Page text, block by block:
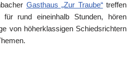
Gasthaus „Zur Traube“treffen
rund eineinhalb Stunden, hören
von höherklassigen Schiedsrichtern